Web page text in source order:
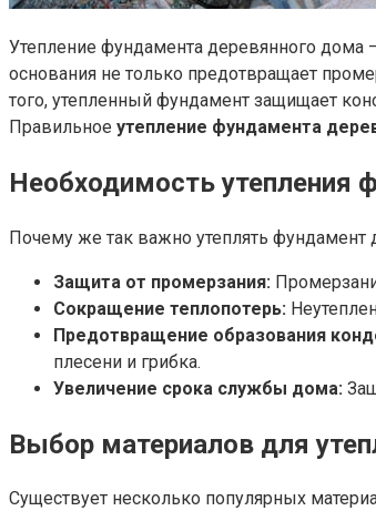
Утепление фундамента деревянного дома
основания не только предотвращает
того, утепленный фундамент защищает
Правильное утепление фундамента
Необходимость утепления
Почему же так важно утеплять
Защита от промерзания:
Сокращение теплопотерь:
Предотвращение образования
плесени и грибка.
Увеличение срока службы дома:
Выбор материалов для
Существует несколько популярных